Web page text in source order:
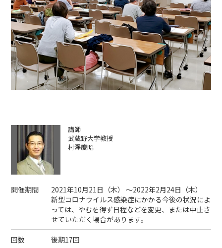
講師
武蔵野大学教授
村澤慶昭
開催期間 2021年10月21日（木） ～2022年2月24日（木）
新型コロナウイルス感染症にかかる今後の状況によ
っては、やむを得ず日程などを変更、または中止さ
せていただく場合があります。
回数 後期17回